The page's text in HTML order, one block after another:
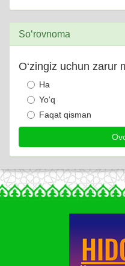
So‘rovnoma
O‘zingiz uchun zarur
Ha
Yo‘q
Faqat qisman